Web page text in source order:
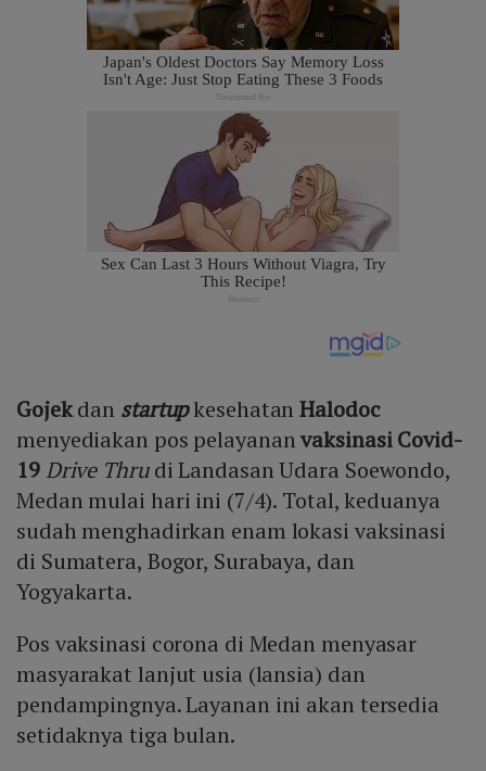
Gojekdan startupkesehatanHalodoc
menyediakan pos pelayananvaksinasi Covid-
19 Drive Thrudi Landasan Udara Soewondo,
Medan mulai hari ini (7/4). Total, keduanya
sudah menghadirkan enam lokasi vaksinasi
di Sumatera, Bogor, Surabaya, dan
Yogyakarta.
Pos vaksinasi corona di Medan menyasar
masyarakat lanjut usia (lansia) dan
pendampingnya. Layanan ini akan tersedia
setidaknya tiga bulan.